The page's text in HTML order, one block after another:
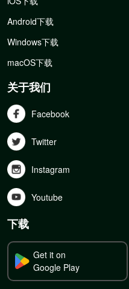
Android下载
Windows下载
macOS下载
关于我们
Facebook
Twitter
Instagram
Youtube
下载
Get it on
Google Play